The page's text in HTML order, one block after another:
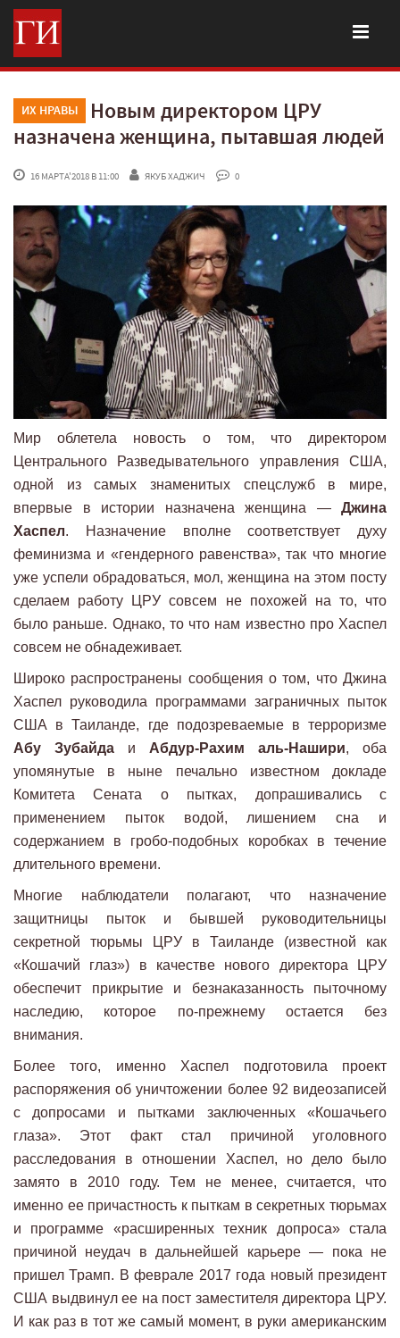
ИХ НРАВЫ
Новым директором ЦРУ
назначена женщина, пытавшая людей
16 МАРТА'2018 В 11:00 ЯКУБ ХАДЖИЧ 0
Мир облетела новость о том, что директором
Центрального Разведывательного управления США,
одной из самых знаменитых спецслужб в мире,
впервые в истории назначена женщина — Джина
Хаспел. Назначение вполне соответствует духу
феминизма и «гендерного равенства», так что многие
уже успели обрадоваться, мол, женщина на этом посту
сделаем работу ЦРУ совсем не похожей на то, что
было раньше. Однако, то что нам известно про Хаспел
совсем не обнадеживает.
Широко распространены сообщения о том, что Джина
Хаспел руководила программами заграничных пыток
США в Таиланде, где подозреваемые в терроризме
Абу Зубайда и Абдур-Рахим аль-Нашири, оба
упомянутые в ныне печально известном докладе
Комитета Сената о пытках, допрашивались с
применением пыток водой, лишением сна и
содержанием в гробо-подобных коробках в течение
длительного времени.
Многие наблюдатели полагают, что назначение
защитницы пыток и бывшей руководительницы
секретной тюрьмы ЦРУ в Таиланде (известной как
«Кошачий глаз») в качестве нового директора ЦРУ
обеспечит прикрытие и безнаказанность пыточному
наследию, которое по-прежнему остается без
внимания.
Более того, именно Хаспел подготовила проект
распоряжения об уничтожении более 92 видеозаписей
с допросами и пытками заключенных «Кошачьего
глаза». Этот факт стал причиной уголовного
расследования в отношении Хаспел, но дело было
замято в 2010 году. Тем не менее, считается, что
именно ее причастность к пыткам в секретных тюрьмах
и программе «расширенных техник допроса» стала
причиной неудач в дальнейшей карьере — пока не
пришел Трамп. В феврале 2017 года новый президент
США выдвинул ее на пост заместителя директора ЦРУ.
И как раз в тот же самый момент, в руки американским